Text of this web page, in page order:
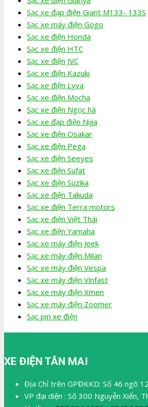
Sạc xe đạp điện Giant M133- 133S
Sạc xe máy điện Gogo
Sạc xe điện Honda
Sạc xe điện HTC
Sạc xe điện JVC
Sạc xe điện Kazuki
Sạc xe điện Lyva
Sạc xe điện Mocha
Sạc xe điện Ngọc hà
Sạc xe đạp điện Nijia
Sạc xe điện Osakar
Sạc xe điện Pega
Sạc xe điện Seeyes
Sạc xe điện Sufat
Sạc xe điện Suzika
Sạc xe điện Takuda
Sạc xe điện Terra motors
Sạc xe điện Việt Thái
Sạc xe điện Yamaha
Sạc xe máy điện Jeek
Sạc xe máy điện Milan
Sạc xe máy điện Vespa
Sạc xe máy điện Vinfast
Sạc xe máy điện Xmen
Sạc xe máy điện Zoomer
Sạc pin xe điện
XE ĐIỆN TÂN MAI
Địa Chỉ trên GPĐKKD: Số 46 ngõ
VP đại diện : Số 300 Nguyễn Xiển,